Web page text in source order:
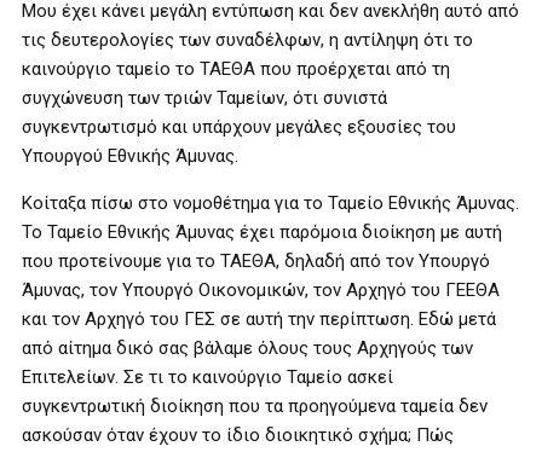
Μου έχει κάνει μεγάλη εντύπωση και δεν ανεκλήθη αυτό από
τις δευτερολογίες των συναδέλφων, η αντίληψη ότι το
καινούργιο ταμείο το ΤΑΕΘΑ που προέρχεται από τη
συγχώνευση των τριών Ταμείων, ότι συνιστά
συγκεντρωτισμό και υπάρχουν μεγάλες εξουσίες του
Υπουργού Εθνικής Άμυνας.
Κοίταξα πίσω στο νομοθέτημα για το Ταμείο Εθνικής Άμυνας.
Το Ταμείο Εθνικής Άμυνας έχει παρόμοια διοίκηση με αυτή
που προτείνουμε για το ΤΑΕΘΑ, δηλαδή από τον Υπουργό
Άμυνας, τον Υπουργό Οικονομικών, τον Αρχηγό του ΓΕΕΘΑ
και τον Αρχηγό του ΓΕΣ σε αυτή την περίπτωση. Εδώ μετά
από αίτημα δικό σας βάλαμε όλους τους Αρχηγούς των
Επιτελείων. Σε τι το καινούργιο Ταμείο ασκεί
συγκεντρωτική διοίκηση που τα προηγούμενα ταμεία δεν
ασκούσαν όταν έχουν το ίδιο διοικητικό σχήμα; Πώς